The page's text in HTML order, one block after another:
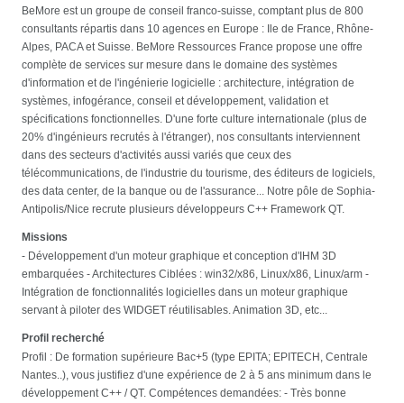
BeMore est un groupe de conseil franco-suisse, comptant plus de 800
consultants répartis dans 10 agences en Europe : Ile de France, Rhône-
Alpes, PACA et Suisse. BeMore Ressources France propose une offre
complète de services sur mesure dans le domaine des systèmes
d'information et de l'ingénierie logicielle : architecture, intégration de
systèmes, infogérance, conseil et développement, validation et
spécifications fonctionnelles. D'une forte culture internationale (plus de
20% d'ingénieurs recrutés à l'étranger), nos consultants interviennent
dans des secteurs d'activités aussi variés que ceux des
télécommunications, de l'industrie du tourisme, des éditeurs de logiciels,
des data center, de la banque ou de l'assurance... Notre pôle de Sophia-
Antipolis/Nice recrute plusieurs développeurs C++ Framework QT.
Missions
- Développement d'un moteur graphique et conception d'IHM 3D
embarquées - Architectures Ciblées : win32/x86, Linux/x86, Linux/arm -
Intégration de fonctionnalités logicielles dans un moteur graphique
servant à piloter des WIDGET réutilisables. Animation 3D, etc...
Profil recherché
Profil : De formation supérieure Bac+5 (type EPITA; EPITECH, Centrale
Nantes..), vous justifiez d'une expérience de 2 à 5 ans minimum dans le
développement C++ / QT. Compétences demandées: - Très bonne